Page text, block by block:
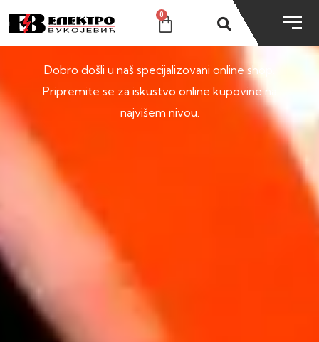
0
SHOP
Dobro došli u naš specijalizovani online shop.
Pripremite se za iskustvo online kupovine na
najvišem nivou.